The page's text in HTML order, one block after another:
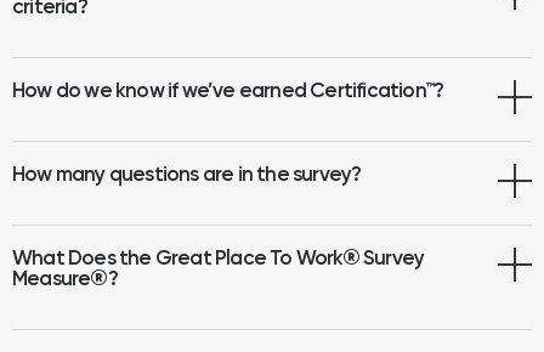
criteria?
How do we know if we’ve earned Certification™?
How many questions are in the survey?
What Does the Great Place To Work® Survey
Measure®?